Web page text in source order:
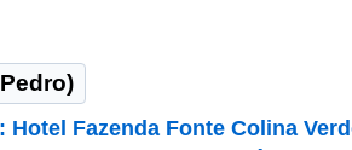
Hotel Fazenda Fonte Colina